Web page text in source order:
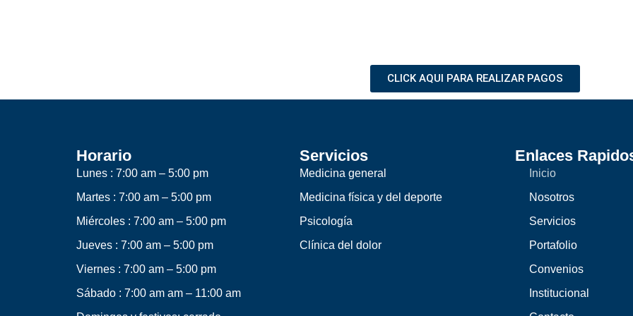
o
k
r
a
e
CLICK AQUI PARA REALIZAR PAGOS
Horario
Lunes : 7:00 am – 5:00 pm
Martes : 7:00 am – 5:00 pm
Miércoles : 7:00 am – 5:00 pm
Jueves : 7:00 am – 5:00 pm
Viernes : 7:00 am – 5:00 pm
Sábado : 7:00 amam – 11:00 am
Servicios
Medicina general
Medicina física y del deporte
Psicología
Clínica del dolor
Enlaces
Inicio
Nosotros
Servicios
Portafolio
Convenios
Institucional